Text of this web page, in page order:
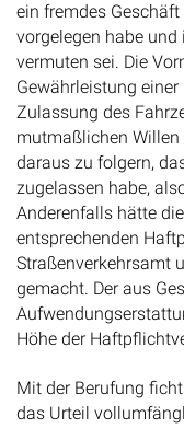
ein fremdes
vorgelegen habe
vermuten sei. Die
Gewährleistung
Zulassung des
mutmaßlichen Willen
daraus zu folgern,
zugelassen habe,
Anderenfalls hätte
entsprechenden
Straßenverkehrsamt
gemacht. Der aus
Höhe der
Mit der Berufung
das Urteil